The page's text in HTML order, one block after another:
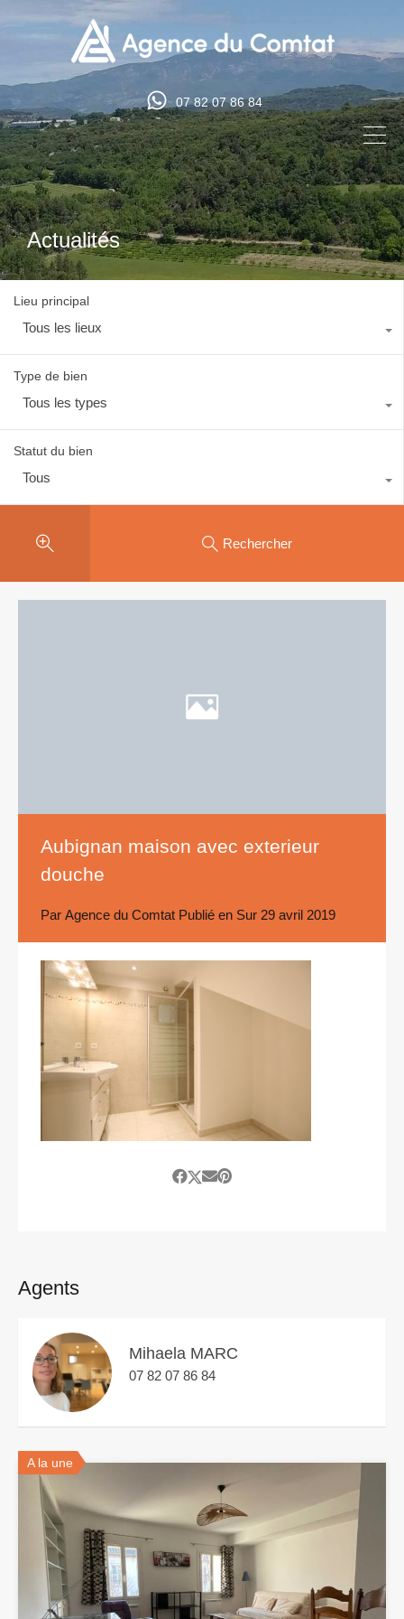
07 82 07 86 84
Actualités
Lieu principal
Tous les lieux
Type de bien
Tous les types
Statut du bien
Tous
Rechercher
Aubignan maison avec exterieur
douche
Par Agence du Comtat Publié en Sur 29 avril 2019
Agents
Mihaela MARC
07 82 07 86 84
A la une